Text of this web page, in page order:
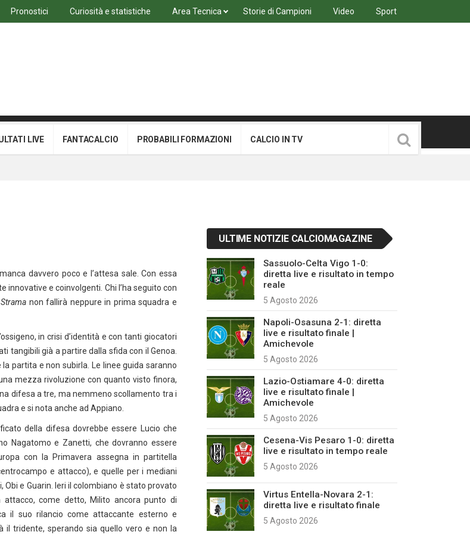
Pronostici Curiosità e statistiche Area Tecnica Storie di Campioni Video Sport
LIVE FANTACALCIO PROBABILI FORMAZIONI CALCIO IN TV
davvero poco e l’attesa sale. Con essa
innovative e coinvolgenti. Chi l’ha seguito con
Strama non fallirà neppure in prima squadra e
in crisi d’identità e con tanti giocatori
tangibili già a partire dalla sfida con il Genoa.
partita e non subirla. Le linee guida saranno
mezza rivoluzione con quanto visto finora,
difesa a tre, ma nemmeno scollamento tra i
e si nota anche ad Appiano.
della difesa dovrebbe essere Lucio che
Nagatomo e Zanetti, che dovranno essere
con la Primavera assegna in partitella
e attacco), e quelle per i mediani
e Guarin. Ieri il colombiano è stato provato
come detto, Milito ancora punto di
il suo rilancio come attaccante esterno e
il tridente, sperando sia quello vero e non la
ULTIME NOTIZIE CALCIOMAGAZINE
Sassuolo-Celta Vigo 1-0:
diretta live e risultato in tempo
reale
5 Agosto 2026
Napoli-Osasuna 2-1: diretta
live e risultato finale |
Amichevole
5 Agosto 2026
Lazio-Ostiamare 4-0: diretta
live e risultato finale |
Amichevole
5 Agosto 2026
Cesena-Vis Pesaro 1-0: diretta
live e risultato in tempo reale
5 Agosto 2026
Virtus Entella-Novara 2-1:
diretta live e risultato finale
5 Agosto 2026